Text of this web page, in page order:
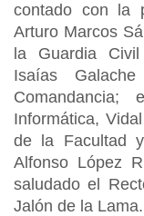
contado con la
Arturo Marcos
la Guardia
Isaías
Informática,
de la Facultad
Alfonso López
saludado el
Jalón de la Lama.